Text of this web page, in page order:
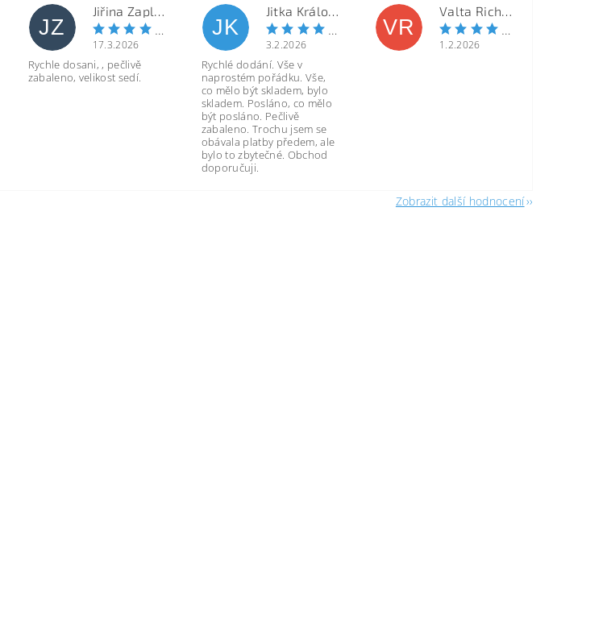
JZ
Jiřina Zapletalová
17.3.2026
Rychle dosani, , pečlivě
zabaleno, velikost sedí.
JK
Jitka Královcová
3.2.2026
Rychlé dodání. Vše v
naprostém pořádku. Vše,
co mělo být skladem, bylo
skladem. Posláno, co mělo
být posláno. Pečlivě
zabaleno. Trochu jsem se
obávala platby předem, ale
bylo to zbytečné. Obchod
doporučuji.
VR
Valta Richard
1.2.2026
Zobrazit další hodnocení